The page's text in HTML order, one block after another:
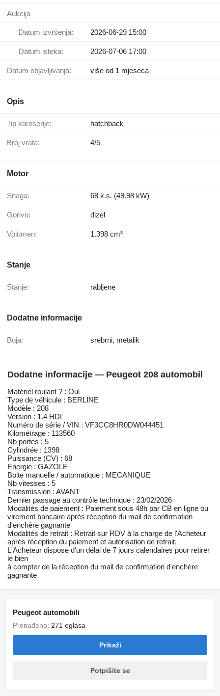
Aukcija
Datum izvršenja: 2026-06-29 15:00
Datum isteka: 2026-07-06 17:00
Datum objavljivanja: više od 1 mjeseca
Opis
Tip karoserije: hatchback
Broj vrata: 4/5
Motor
Snaga: 68 k.s. (49.98 kW)
Gorivo: dizel
Volumen: 1.398 cm³
Stanje
Stanje: rabljene
Dodatne informacije
Boja: srebrni, metalik
Dodatne informacije — Peugeot 208 automobil
Matériel roulant ? : Oui
Type de véhicule : BERLINE
Modèle : 208
Version : 1.4 HDI
Numéro de série / VIN : VF3CC8HR0DW044451
Kilométrage : 113560
Nb portes : 5
Cylindrée : 1398
Puissance (CV) : 68
Energie : GAZOLE
Boite manuelle / automatique : MECANIQUE
Nb vitesses : 5
Transmission : AVANT
Dernier passage au contrôle technique : 23/02/2026
Modalités de paiement : Paiement sous 48h par CB en ligne ou
virement bancaire après réception du mail de confirmation
d'enchère gagnante
Modalités de retrait : Retrait sur RDV à la charge de l'Acheteur
après réception du paiement et autorisation de retrait.
L'Acheteur dispose d'un délai de 7 jours calendaires pour retirer
le bien
à compter de la réception du mail de confirmation d'enchère
gagnante
Peugeot automobili
Pronađeno: 271 oglasa
Prikaži
Potpišite se